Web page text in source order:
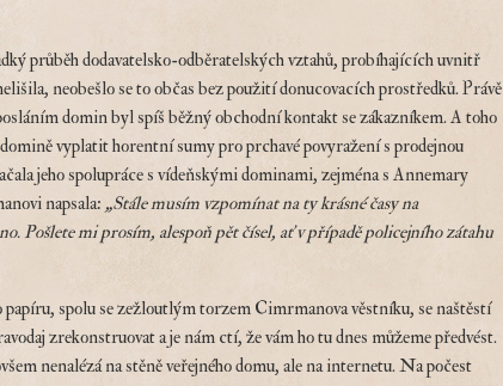
průběh dodavatelsko-odběratelských vztahů, probíhajících uvnitř
neobešlo se to občas bez použití donucovacích prostředků. Právě
domin byl spíš běžný obchodní kontakt se zákazníkem. A toho
vyplatit horentní sumy pro prchavé povyražení s prodejnou
jeho spolupráce s vídeňskými dominami, zejména s Annemary
napsala: „Stále musím vzpomínat na ty krásné časy na
Pošlete mi prosím, alespoň pět čísel, ať v případě policejního zátahu
spolu se zežloutlým torzem Cimrmanova věstníku, se naštěstí
zrekonstruovat a je nám ctí, že vám ho tu dnes můžeme předvést.
nenalézá na stěně veřejného domu, ale na internetu. Na počest